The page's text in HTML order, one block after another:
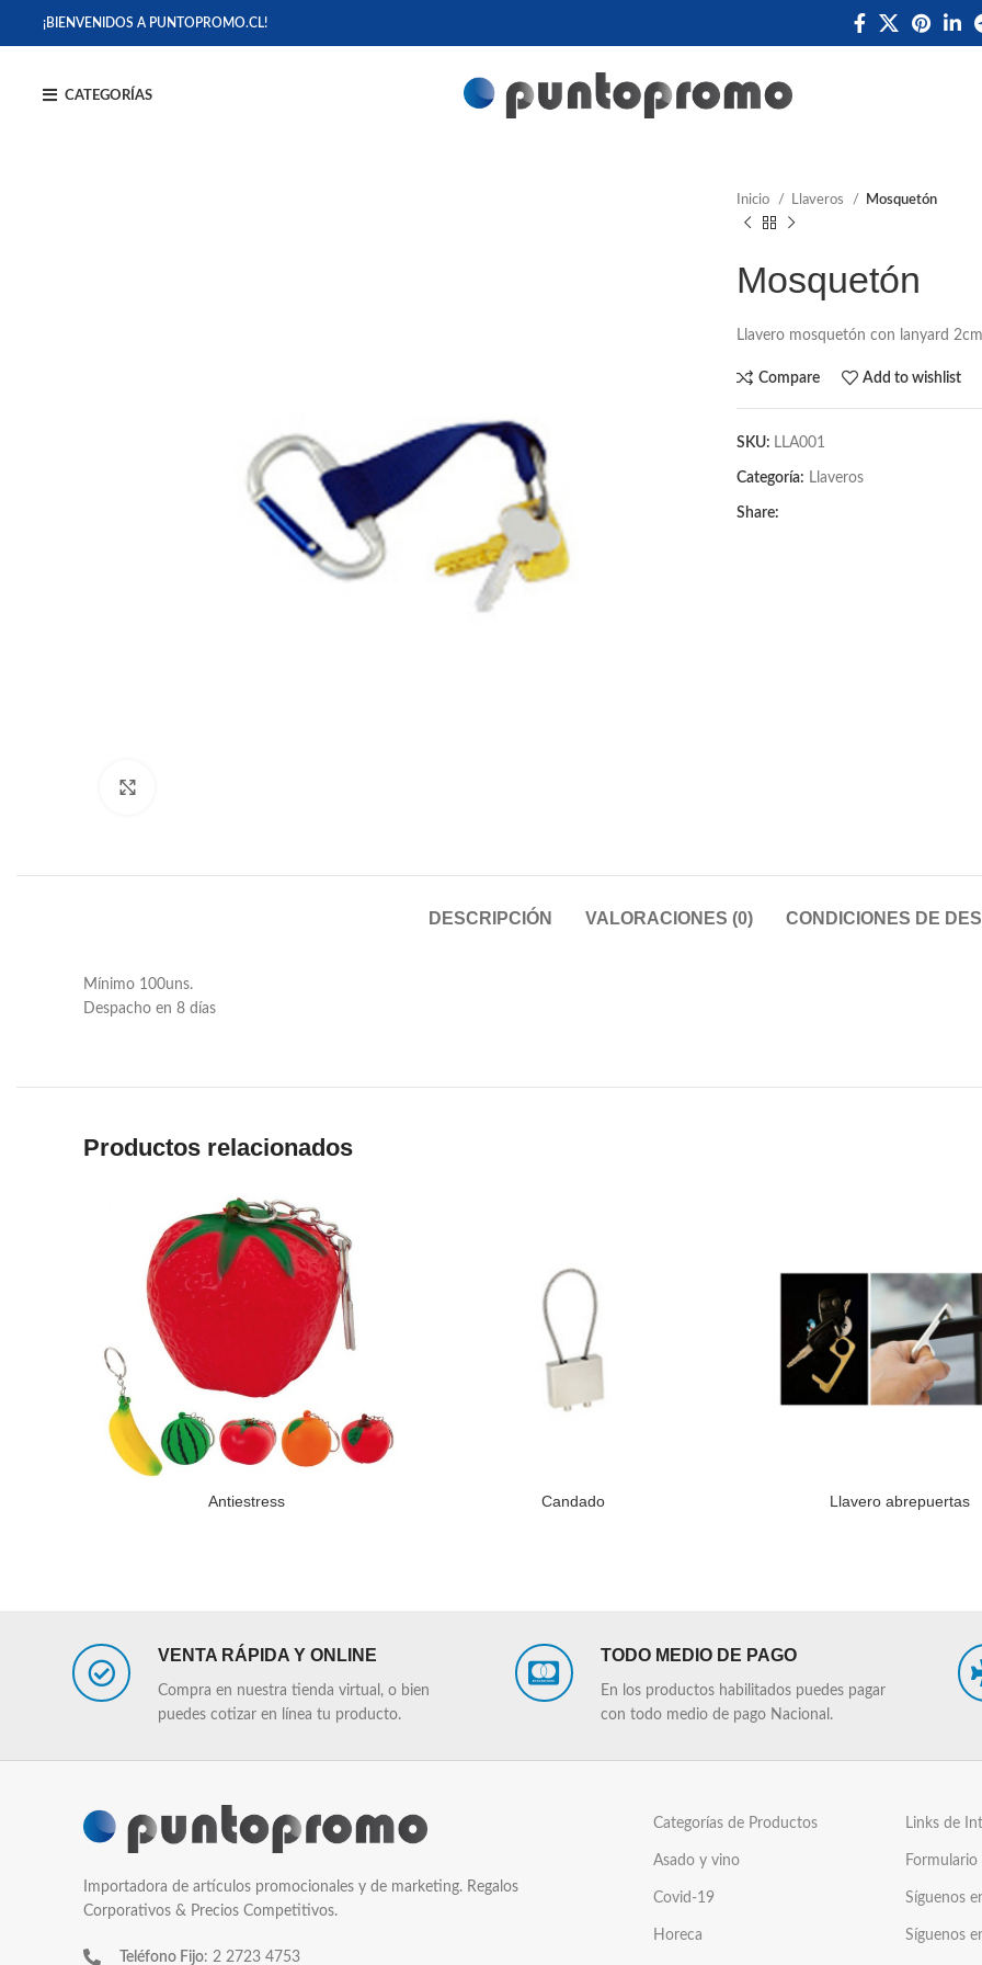
¡BIENVENIDOS A PUNTOPROMO.CL!
CATEGORÍAS
Inicio Llaveros Mosquetón
Mosquetón
Llavero mosquetón con lanyard
Compare Add to wishlist
SKU: LLA001
Categoría: Llaveros
Share:
DESCRIPCIÓN VALORACIONES (0) CONDICIONES DE
Mínimo 100uns.
Despacho en 8 días
Productos relacionados
Antiestress Candado Llavero abrepuertas
VENTA RÁPIDA Y ONLINE
Compra en nuestra tienda virtual, o bien
puedes cotizar en línea tu producto.
TODO MEDIO DE PAGO
En los productos habilitados puedes pagar
con todo medio de pago Nacional.
Importadora de artículos promocionales y de marketing. Regalos
Corporativos & Precios Competitivos.
Teléfono Fijo: 2 2723 4753
Categorías de Productos
Asado y vino
Covid-19
Horeca
Links de
Síguenos
Síguenos